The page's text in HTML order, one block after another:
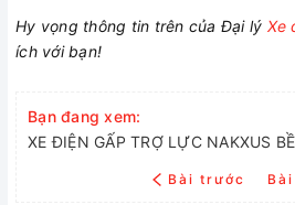
Hy vọng thông tin trên của Đại lý Xe
ích với bạn!
Bạn đang xem:
XE ĐIỆN GẤP TRỢ LỰC NAKXUS
Bài trước